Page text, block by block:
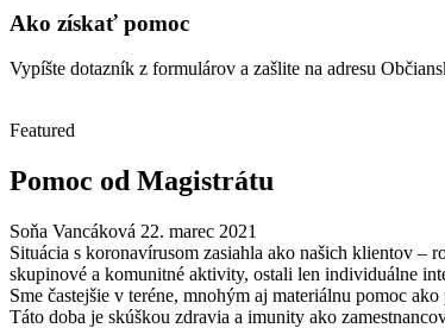
Ako získať pomoc
Vypíšte dotazník z formulárov a zašlite na adresu
Featured
Pomoc od Magistrátu
Soňa Vancáková 22. marec 2021
Situácia s koronavírusom zasiahla ako našich klientov
skupinové a komunitné aktivity, ostali len individuálne
Sme častejšie v teréne, mnohým aj materiálnu pomoc
Táto doba je skúškou zdravia a imunity ako